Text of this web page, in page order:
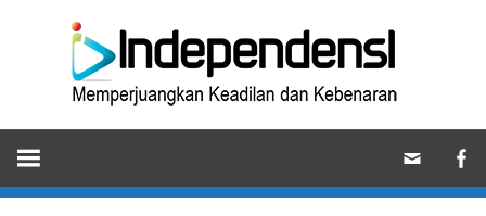
Memperjuangkan
Keadilan
dan